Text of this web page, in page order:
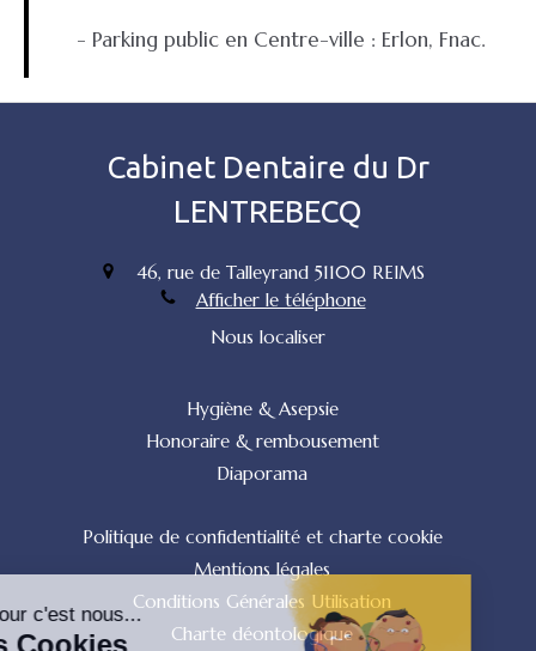
- Parking public en Centre-ville : Erlon, Fnac.
Cabinet Dentaire du Dr
LENTREBECQ
46, rue de Talleyrand 51100 REIMS
Afficher le téléphone
Nous localiser
Hygiène & Asepsie
Honoraire & rembousement
Diaporama
Politique de confidentialité et charte cookie
Mentions légales
Conditions Générales Utilisation
Charte déontologique